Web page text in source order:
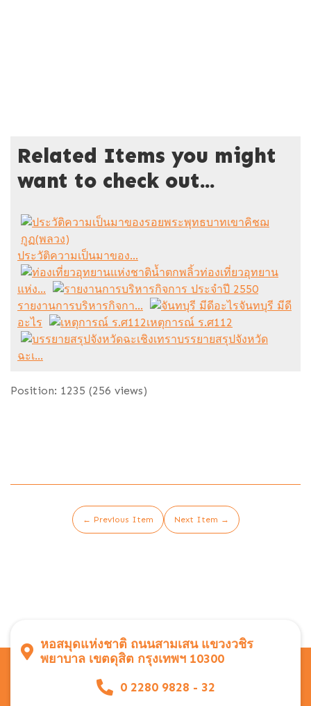
Related Items you might
want to check out...
ประวัติความเป็นมาของ...
ท่องเที่ยวอุทยาน
แห่ง...
รายงานการบริหารกิจกา...
จันทบุรี มีดี
อะไร
เหตุการณ์ ร.ศ112
บรรยายสรุปจังหวัด
ฉะเ...
Position: 1235 (256 views)
← Previous Item Next Item →
หอสมุดแห่งชาติ ถนนสามเสน แขวงวชิร
พยาบาล เขตดุสิต กรุงเทพฯ 10300
0 2280 9828 - 32